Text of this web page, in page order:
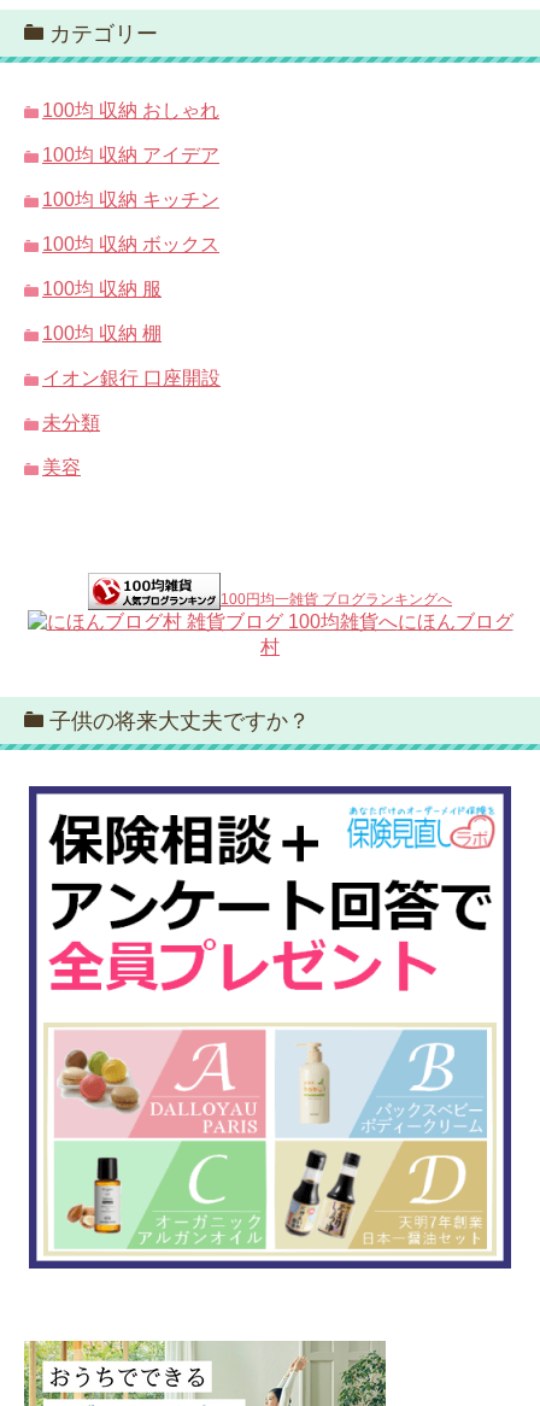
カテゴリー
100均 収納 おしゃれ
100均 収納 アイデア
100均 収納 キッチン
100均 収納 ボックス
100均 収納 服
100均 収納 棚
イオン銀行 口座開設
未分類
美容
100円均一雑貨 ブログランキングへ
にほんブログ
村
子供の将来大丈夫ですか？